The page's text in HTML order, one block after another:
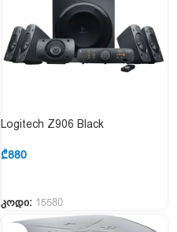
Logitech Z906 Black
₾880
კოდი: 15580